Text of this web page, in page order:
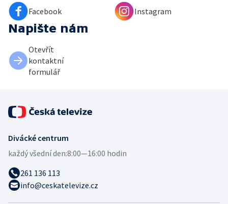
Facebook Instagram
Napište nám
Otevřít
kontaktní
formulář
Divácké centrum
každý všední den:8:00—16:00 hodin
261 136 113
info@ceskatelevize.cz